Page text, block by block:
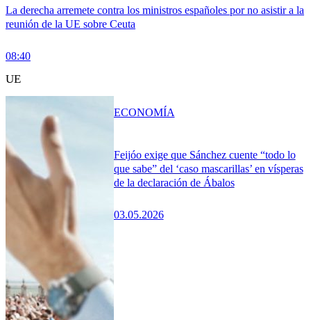
La derecha arremete contra los ministros españoles por no asistir a la
reunión de la UE sobre Ceuta
08:40
UE
Feijóo exige que Sánchez cuente “todo lo
que sabe” del ‘caso mascarillas’ en vísperas
de la declaración de Ábalos
03.05.2026
ECONOMÍA